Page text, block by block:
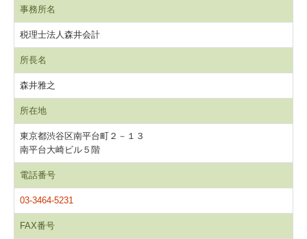
事務所名
税理士法人森井会計
所長名
森井雅之
所在地
東京都渋谷区南平台町２－１３
南平台大崎ビル５階
電話番号
03-3464-5231
FAX番号